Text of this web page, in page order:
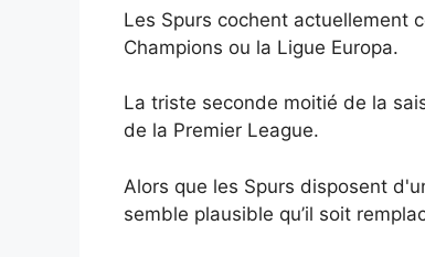
Les Spurs cochent actuellement
Champions ou la Ligue Europa.
La triste seconde moitié de la
de la Premier League.
Alors que les Spurs disposent
semble plausible qu’il soit